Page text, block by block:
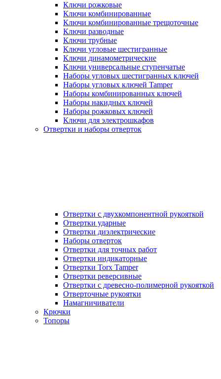
Ключи рожковые
Ключи комбинированные
Ключи комбинированные трещоточные
Ключи разводные
Ключи трубные
Ключи угловые шестигранные
Ключи динамометрические
Ключи универсальные ступенчатые
Наборы угловых шестигранных ключей
Наборы угловых ключей Tamper
Наборы комбинированных ключей
Наборы накидных ключей
Наборы рожковых ключей
Ключи для электрошкафов
Отвертки и наборы отверток
Отвертки с двухкомпонентной рукояткой
Отвертки ударные
Отвертки диэлектрические
Наборы отверток
Отвертки для точных работ
Отвертки индикаторные
Отвертки Torx Tamper
Отвертки реверсивные
Отвертки с древесно-полимерной рукояткой
Отверточные рукоятки
Намагничиватели
Крючки
Топоры